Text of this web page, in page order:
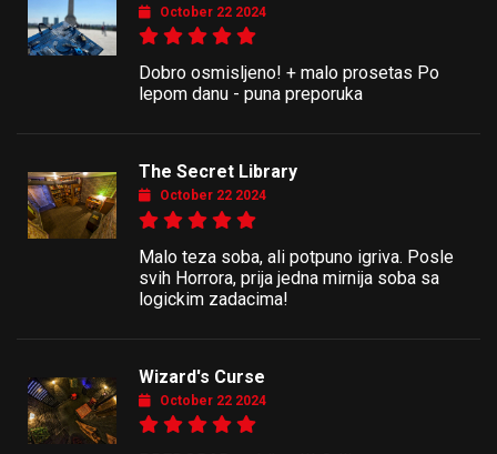
October 22 2024
Dobro osmisljeno! + malo prosetas Po
lepom danu - puna preporuka
The Secret Library
October 22 2024
Malo teza soba, ali potpuno igriva. Posle
svih Horrora, prija jedna mirnija soba sa
logickim zadacima!
Wizard's Curse
October 22 2024